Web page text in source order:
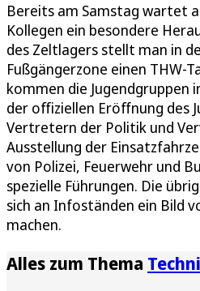
Bereits am Samstag wartet
Kollegen ein besondere
des Zeltlagers stellt man in
Fußgängerzone einen THW-
kommen die Jugendgruppen
der offiziellen Eröffnung des
Vertretern der Politik und
Ausstellung der
von Polizei, Feuerwehr und
spezielle Führungen. Die
sich an Infoständen ein Bild
machen.
Alles zum Thema